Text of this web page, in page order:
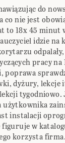
do
co nie jest
to 18x 45
idzie na
pracy na
poprawa
dyżury, lekcje
tygodniowo.
użytkownika
instalacji
figuruje w
korzysta firma.